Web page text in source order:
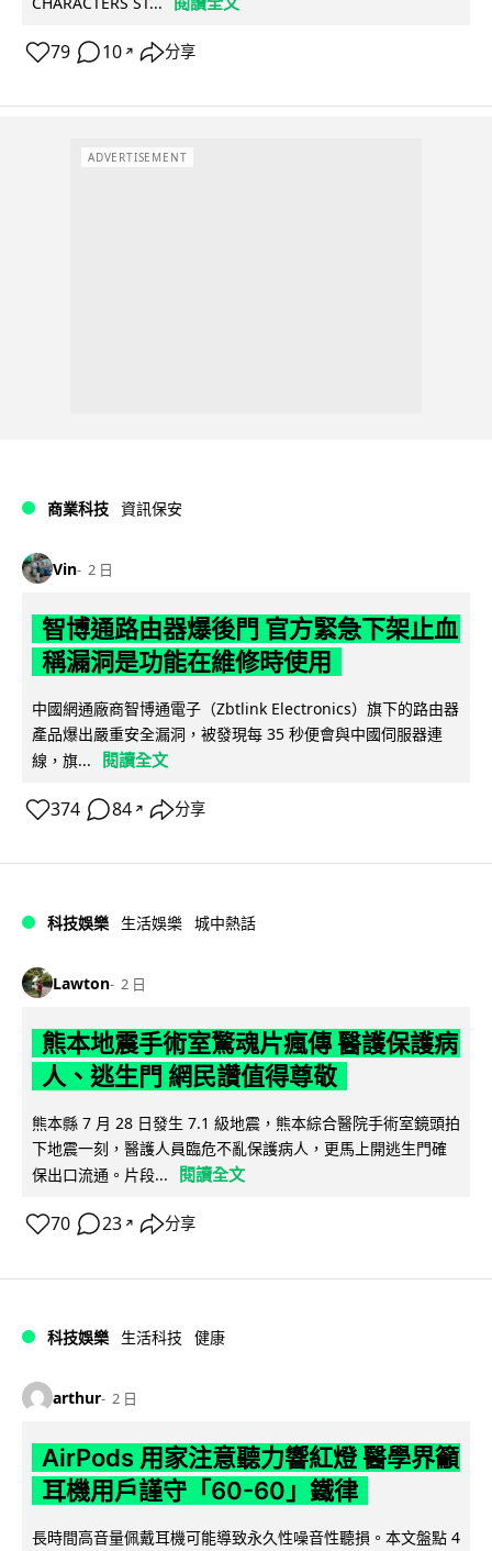
79 10 ↗ 分享
ADVERTISEMENT
商業科技 資訊保安
Vin 2 日
智博通路由器爆後門 官方緊急下架止血
稱漏洞是功能在維修時使用
中國網通廠商智博通電子（Zbtlink Electronics）旗下的路由器
產品爆出嚴重安全漏洞，被發現每 35 秒便會與中國伺服器連
線，旗...
閱讀全文
374 84 ↗ 分享
科技娛樂 生活娛樂 城中熱話
Lawton 2 日
熊本地震手術室驚魂片瘋傳 醫護保護病
人、逃生門 網民讚值得尊敬
熊本縣 7 月 28 日發生 7.1 級地震，熊本綜合醫院手術室鏡頭拍
下地震一刻，醫護人員臨危不亂保護病人，更馬上開逃生門確
保出口流通。片段...
閱讀全文
70 23 ↗ 分享
科技娛樂 生活科技 健康
arthur 2 日
AirPods 用家注意聽力響紅燈 醫學界籲
耳機用戶謹守「60-60」鐵律
長時間高音量佩戴耳機可能導致永久性噪音性聽損。本文盤點 4